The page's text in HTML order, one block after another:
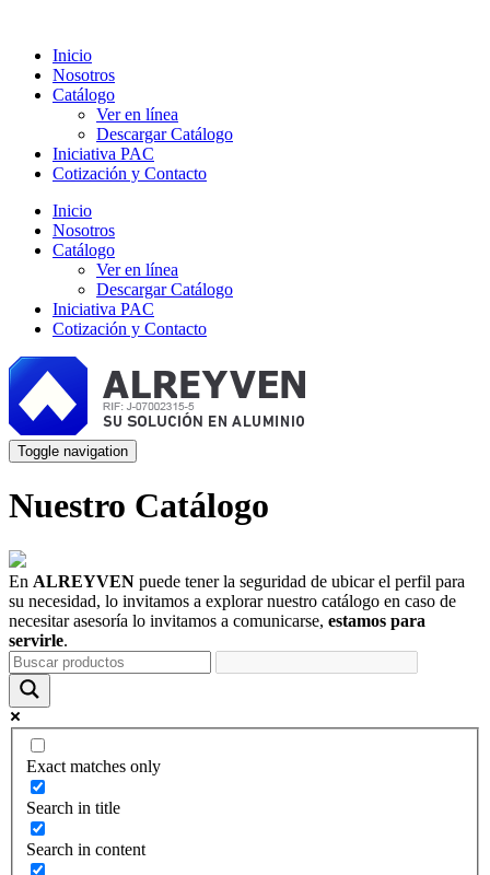
Inicio
Nosotros
Catálogo
Ver en línea
Descargar Catálogo
Iniciativa PAC
Cotización y Contacto
Inicio
Nosotros
Catálogo
Ver en línea
Descargar Catálogo
Iniciativa PAC
Cotización y Contacto
Toggle navigation
Nuestro Catálogo
En ALREYVEN puede tener la seguridad de ubicar el perfil para
su necesidad, lo invitamos a explorar nuestro catálogo en caso de
necesitar asesoría lo invitamos a comunicarse, estamos para
servirle.
Exact matches only
Search in title
Search in content